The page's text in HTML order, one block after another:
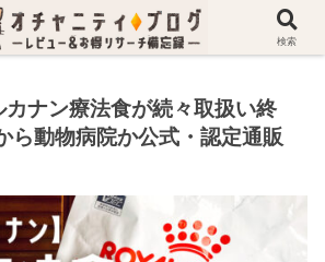
悲報｜ロイヤルカナン療法食が続々取扱い終了！2024年秋から動物病院か公式・認定通販でのみ販売
ナン療法食が続々取扱い終
ら動物病院か公式・認定通販
検索